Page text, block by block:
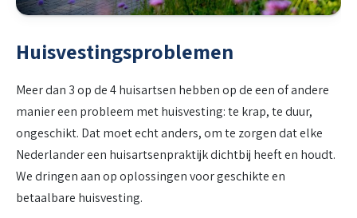
Huisvestingsproblemen
Meer dan 3 op de 4 huisartsen hebben op de een of andere
manier een probleem met huisvesting: te krap, te duur,
ongeschikt. Dat moet echt anders, om te zorgen dat elke
Nederlander een huisartsenpraktijk dichtbij heeft en houdt.
We dringen aan op oplossingen voor geschikte en
betaalbare huisvesting.